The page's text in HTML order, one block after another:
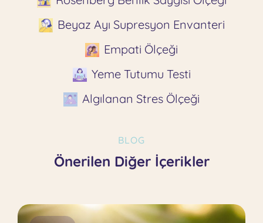
Beyaz Ayı Supresyon Envanteri
Empati Ölçeği
Yeme Tutumu Testi
Algılanan Stres Ölçeği
BLOG
Önerilen Diğer İçerikler